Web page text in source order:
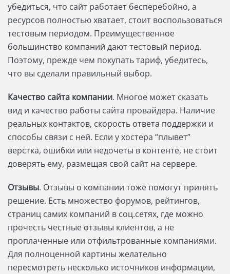
убедиться, что сайт работает бесперебойно, а
ресурсов полностью хватает, стоит воспользоваться
тестовым периодом. Преимущественное
большинство компаний дают тестовый период.
Поэтому, прежде чем покупать тариф, убедитесь,
что вы сделали правильный выбор.
Качество сайта компании. Многое может сказать
вид и качество работы сайта провайдера. Наличие
реальных контактов, скорость ответа поддержки и
способы связи с ней. Если у хостера “плывет”
верстка, ошибки или недочеты в контенте, не стоит
доверять ему, размещая свой сайт на сервере.
Отзывы. Отзывы о компании тоже помогут принять
решение. Есть множество форумов, рейтингов,
страниц самих компаний в соц.сетях, где можно
прочесть честные отзывы клиентов, а не
проплаченные или отфильтрованные компаниями.
Для полноценной картины желательно
пересмотреть несколько источников информации,